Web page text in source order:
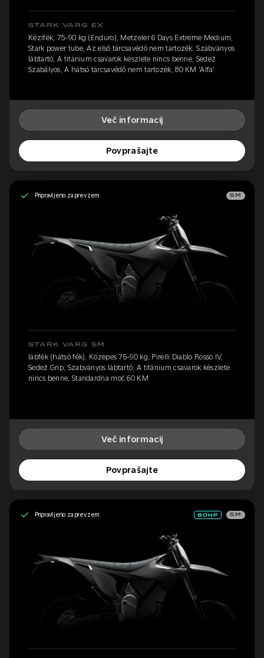
STARK VARG EX
Kézifék, 75-90 kg (Enduro), Metzeler 6 Days Extreme Medium,
Stark power tube, Az első tárcsavédő nem tartozék, Szabványos
lábtartó, A titánium csavarok készlete nincs benne, Sedež
Szabályos, A hátsó tárcsavédő nem tartozék, 80 KM 'Alfa'
Več informacij
Povprašajte
Pripravljeno za prevzem SM
STARK VARG SM
lábfék (hátsó fék), Közepes 75-90 kg, Pirelli Diablo Rosso IV,
Sedež Grip, Szabványos lábtartó, A titánium csavarok készlete
nincs benne, Standardna moč 60 KM
Več informacij
Povprašajte
Pripravljeno za prevzem SM